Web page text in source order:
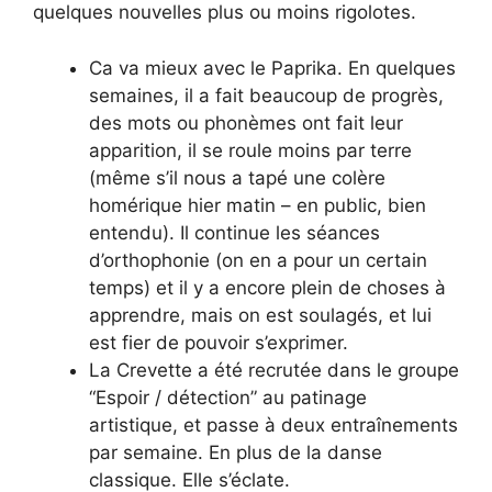
quelques nouvelles plus ou moins rigolotes.
Ca va mieux avec le Paprika. En quelques
semaines, il a fait beaucoup de progrès,
des mots ou phonèmes ont fait leur
apparition, il se roule moins par terre
(même s’il nous a tapé une colère
homérique hier matin – en public, bien
entendu). Il continue les séances
d’orthophonie (on en a pour un certain
temps) et il y a encore plein de choses à
apprendre, mais on est soulagés, et lui
est fier de pouvoir s’exprimer.
La Crevette a été recrutée dans le groupe
“Espoir / détection” au patinage
artistique, et passe à deux entraînements
par semaine. En plus de la danse
classique. Elle s’éclate.